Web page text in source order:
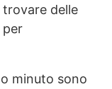
delle
per
minuto sono